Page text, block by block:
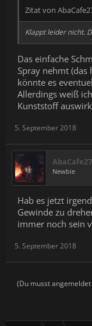
Zitat von
Klappt leider nicht.
Das einfache
Spray nehmt
könnte es
Allerdings weiß
Kunststoff
5. September 2018
AbaCafe27
Newbie
Hab es jetzt
Gewinde zu
immer noch sein
5. September 2018
(Du musst